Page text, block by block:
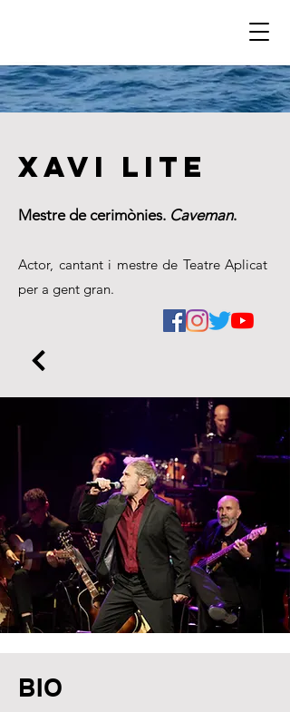
xavi lite
Mestre de cerimònies. Caveman.
Actor, cantant i mestre de Teatre Aplicat
per a gent gran.
BIO